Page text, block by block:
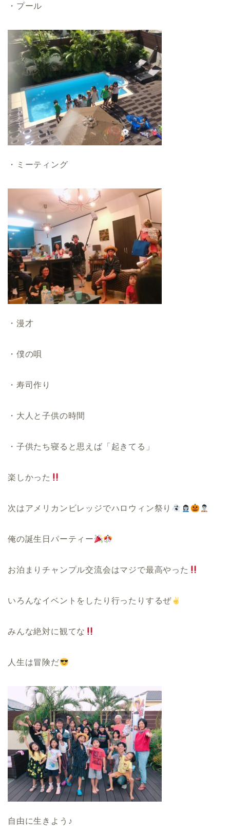
・プール
・ミーティング
・漫才
・僕の唄
・寿司作り
・大人と子供の時間
・子供たち寝ると思えば「起きてる」
楽しかった
次はアメリカンビレッジでハロウィン祭り
俺の誕生日パーティー
お泊まりチャンプル交流会はマジで最高やった
いろんなイベントをしたり行ったりするぜ
みんな絶対に観てな
人生は冒険だ
自由に生きよう♪